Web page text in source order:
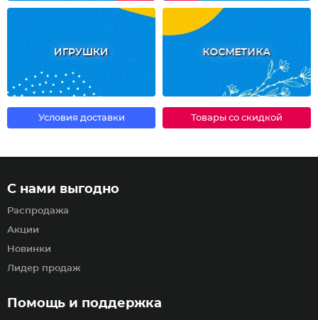
ИГРУШКИ КОСМЕТИКА
Условия доставки Товары со скидкой
Помощь и поддержка
С нами выгодно
Распродажа
Акции
Новинки
Лидер продаж